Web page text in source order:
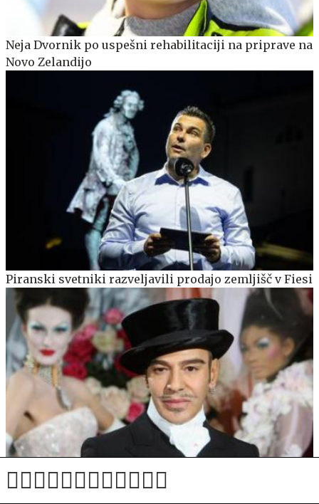
Neja Dvornik po uspešni rehabilitaciji na priprave na
Novo Zelandijo
Piranski svetniki razveljavili prodajo zemljišč v Fiesi